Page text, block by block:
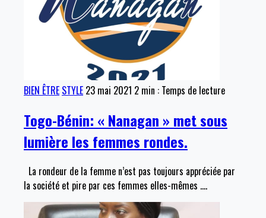
BIEN ÊTRE STYLE 23 mai 2021 2 min : Temps de lecture
Togo-Bénin: « Nanagan » met sous
lumière les femmes rondes.
La rondeur de la femme n’est pas toujours appréciée par
la société et pire par ces femmes elles-mêmes .…